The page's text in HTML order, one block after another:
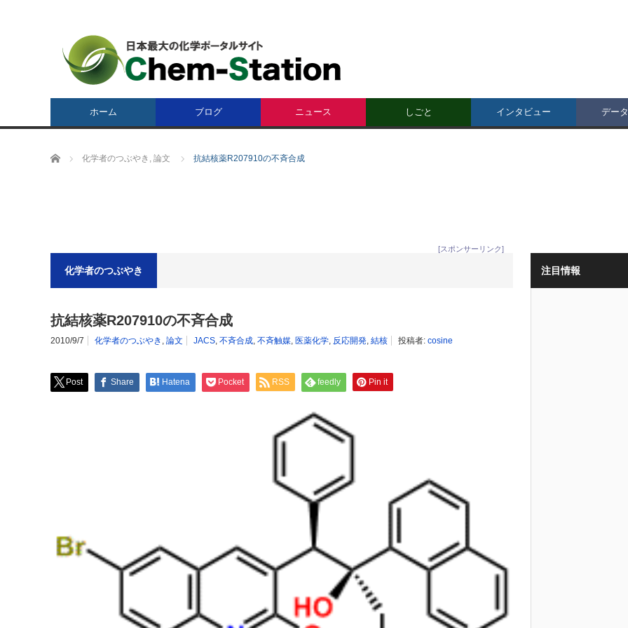
ホーム ブログ ニュース しごと インタビュー デー
ホーム 化学者のつぶやき , 論文 抗結核薬R207910の不斉合成
[スポンサーリンク]
化学者のつぶやき
抗結核薬R207910の不斉合成
2010/9/7 化学者のつぶやき , 論文 JACS, 不斉合成, 不斉触媒, 医薬化学, 反応開発, 結核 投稿者: cosine
Post Share Hatena Pocket RSS feedly Pin it
注目情報